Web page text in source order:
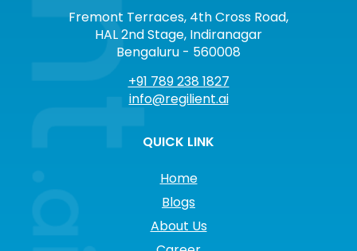
Fremont Terraces, 4th Cross Road,
HAL 2nd Stage, Indiranagar
Bengaluru - 560008
+91 789 238 1827
info@regilient.ai
QUICK LINK
Home
Blogs
About Us